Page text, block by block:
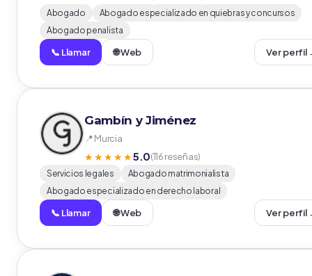
Abogado
Abogado especializado en quiebras y concursos
Abogado penalista
📞 Llamar 🌐 Web Ver perfil
Gambín y Jiménez
📍 Murcia
★★★★★5.0(116 reseñas)
Servicios legales
Abogado matrimonialista
Abogado especializado en derecho laboral
📞 Llamar 🌐 Web Ver perfil